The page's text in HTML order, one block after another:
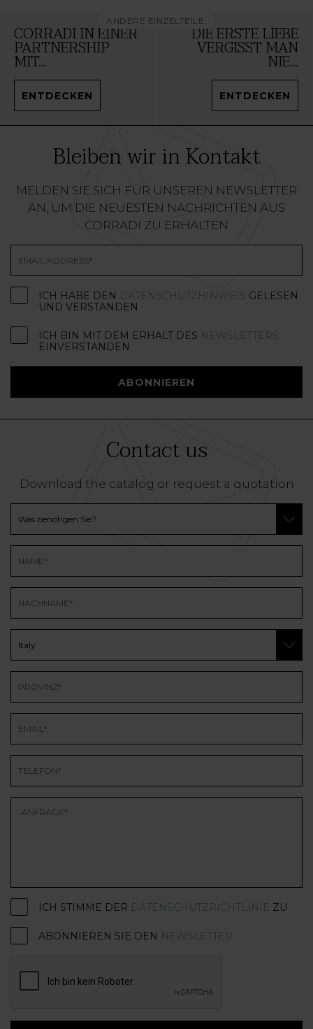
ANDERE EINZELTEILE:
CORRADI IN EINER
PARTNERSHIP
MIT...
ENTDECKEN
DIE ERSTE LIEBE
VERGISST MAN
NIE...
ENTDECKEN
Bleiben wir in Kontakt
MELDEN SIE SICH FÜR UNSEREN NEWSLETTER
AN, UM DIE NEUESTEN NACHRICHTEN AUS
CORRADI ZU ERHALTEN
ICH HABE DEN DATENSCHUTZHINWEIS GELESEN
UND VERSTANDEN
ICH BIN MIT DEM ERHALT DES NEWSLETTERS
EINVERSTANDEN
ABONNIEREN
Contact us
Download the catalog or request a quotation
ICH STIMME DER DATENSCHUTZRICHTLINIE ZU
ABONNIEREN SIE DEN NEWSLETTER